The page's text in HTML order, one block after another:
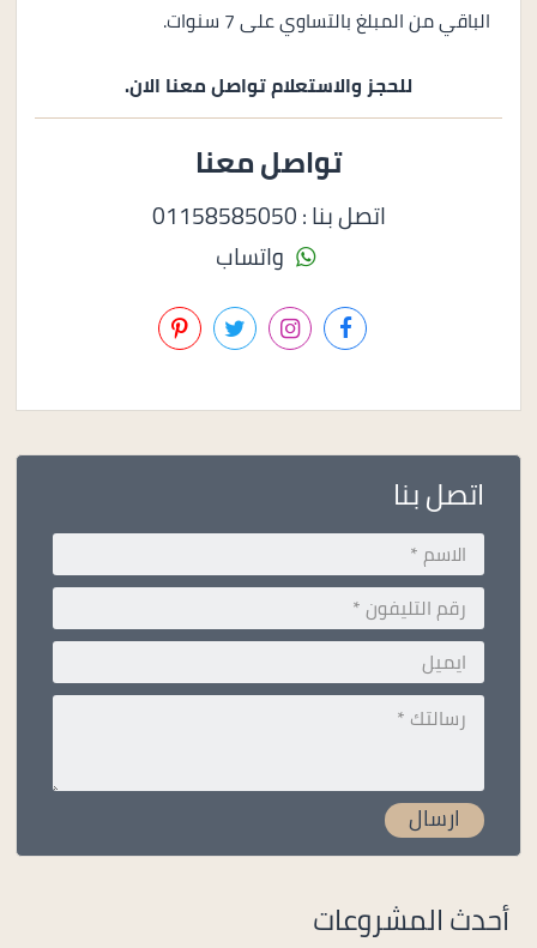
الباقي من المبلغ بالتساوي على 7 سنوات.
للحجز والاستعلام تواصل معنا الان.
تواصل معنا
اتصل بنا : 01158585050
واتساب
اتصل بنا
أحدث المشروعات